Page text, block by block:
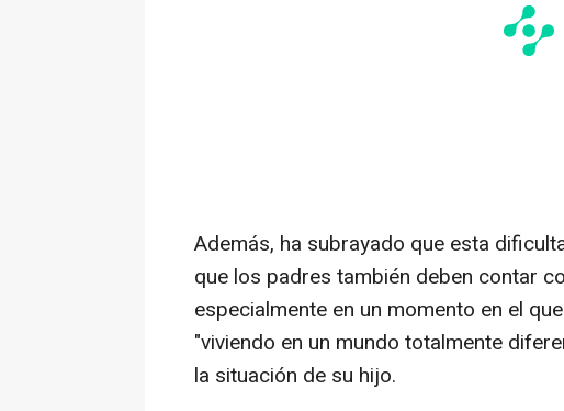
Además, ha subrayado que esta
que los padres también deben contar
especialmente en un momento en el
"viviendo en un mundo totalmente
la situación de su hijo.